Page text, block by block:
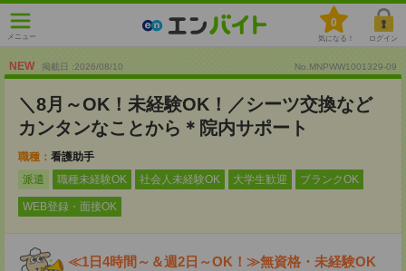
メニュー
0
気になる！ ログイン
NEW 掲載日 :2026/08/10 No.MNPWW1001329-09
＼8月～OK！未経験OK！／シーツ交換など
カンタンなことから＊院内サポート
職種： 看護助手
派遣
職種未経験OK 社会人未経験OK 大学生歓迎 ブランクOK
WEB登録・面接OK
≪1日4時間～＆週2日～OK！≫無資格・未経験OK